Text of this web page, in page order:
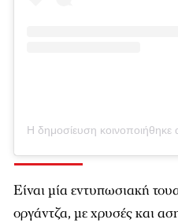
Είναι μία εντυπωσιακή
οργάντζα, με χρυσές και